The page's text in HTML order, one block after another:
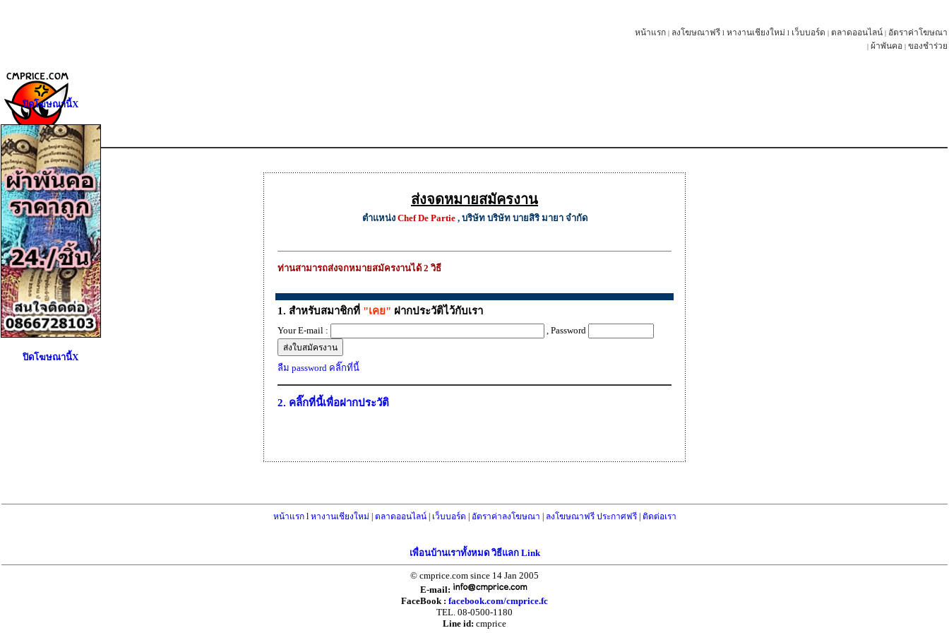
หน้าแรก | ลงโฆษณาฟรี l หางานเชียงใหม่ l เว็บบอร์ด | ตลาดออนไลน์ | อัตราค่าโฆษณา
| ผ้าพันคอ | ของชำร่วย
ส่งจดหมายสมัครงาน
ตำแหน่ง Chef De Partie, บริษัท บริษัท บายสิริ มายา จำกัด
ท่านสามารถส่งจกหมายสมัครงานได้ 2 วิธี
1. สำหรับสมาชิกที่ "เคย" ฝากประวัติไว้กับเรา
Your E-mail : , Password
ลืม password คลิ๊กที่นี้
2. คลิ๊กที่นี้เพื่อฝากประวัติ
ปิดโฆษณานี้X
ปิดโฆษณานี้X
หน้าแรกl หางานเชียงใหม่ | ตลาดออนไลน์| เว็บบอร์ด | อัตราค่าลงโฆษณา | ลงโฆษณาฟรี ประกาศฟรี| ติดต่อเรา
เพื่อนบ้านเราทั้งหมด วิธีแลก Link
© cmprice.com since 14 Jan 2005
E-mail:
FaceBook : facebook.com/cmprice.fc
TEL. 08-0500-1180
Line id: cmprice